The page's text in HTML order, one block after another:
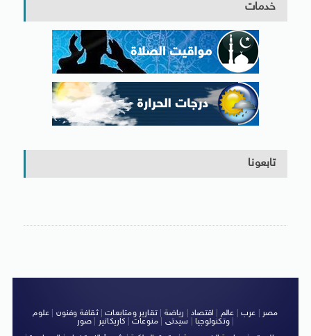
خدمات
تابعونا
مصر عرب عالم اقتصاد رياضة |تقارير ومتابعات|ثقافة وفنون
علوم
وتكنولوجيا| سيدتى منوعات كاريكاتير صور
|